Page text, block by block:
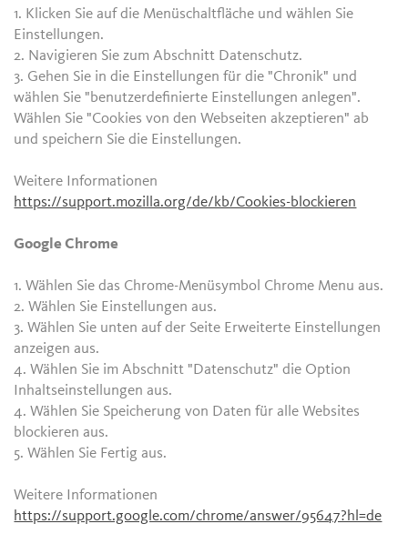
1. Klicken Sie auf die Menüschaltfläche und wählen Sie
Einstellungen.
2. Navigieren Sie zum Abschnitt Datenschutz.
3. Gehen Sie in die Einstellungen für die "Chronik" und
wählen Sie "benutzerdefinierte Einstellungen anlegen".
Wählen Sie "Cookies von den Webseiten akzeptieren" ab
und speichern Sie die Einstellungen.
Weitere Informationen
https://support.mozilla.org/de/kb/Cookies-blockieren
Google Chrome
1. Wählen Sie das Chrome-Menüsymbol Chrome Menu aus.
2. Wählen Sie Einstellungen aus.
3. Wählen Sie unten auf der Seite Erweiterte Einstellungen
anzeigen aus.
4. Wählen Sie im Abschnitt "Datenschutz" die Option
Inhaltseinstellungen aus.
4. Wählen Sie Speicherung von Daten für alle Websites
blockieren aus.
5. Wählen Sie Fertig aus.
Weitere Informationen
https://support.google.com/chrome/answer/95647?hl=de